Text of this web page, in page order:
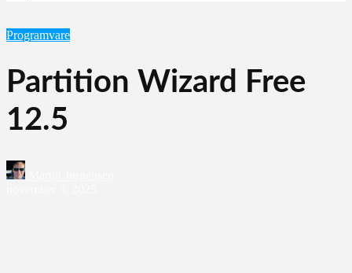
Programvare
Partition Wizard Free
12.5